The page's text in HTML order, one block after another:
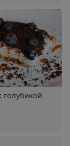
голубикой